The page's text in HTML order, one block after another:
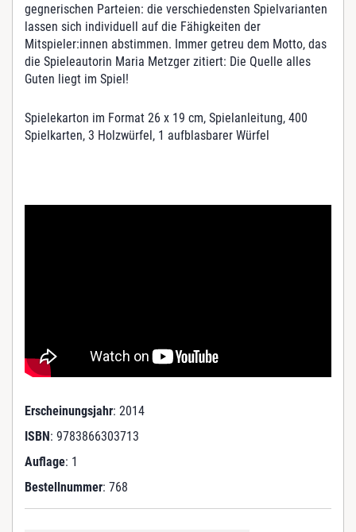
gegnerischen Parteien: die verschiedensten Spielvarianten
lassen sich individuell auf die Fähigkeiten der
Mitspieler:innen abstimmen. Immer getreu dem Motto, das
die Spieleautorin Maria Metzger zitiert: Die Quelle alles
Guten liegt im Spiel!
Spielekarton im Format 26 x 19 cm, Spielanleitung, 400
Spielkarten, 3 Holzwürfel, 1 aufblasbarer Würfel
Erscheinungsjahr: 2014
ISBN: 9783866303713
Auflage: 1
Bestellnummer: 768